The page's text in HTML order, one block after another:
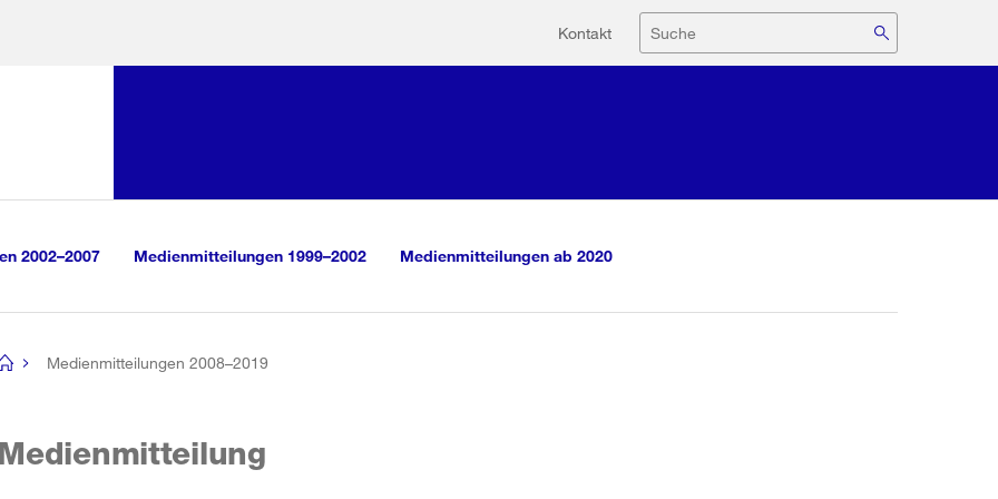
Hilfsnavigation
Kontakt Suche
2002–2007 Medienmitteilungen 1999–2002 Medienmitteilungen ab 2020
Medienmitteilungen 2008–2019